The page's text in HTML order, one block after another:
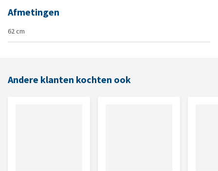
Afmetingen
62 cm
Andere klanten kochten ook